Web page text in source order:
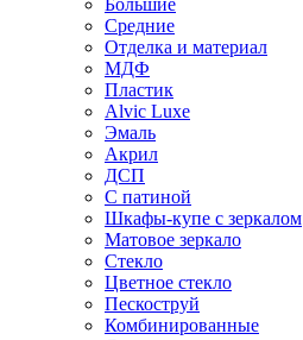
Большие
Средние
Отделка и материал
МДФ
Пластик
Alvic Luxe
Эмаль
Акрил
ДСП
С патиной
Шкафы-купе с зеркалом
Матовое зеркало
Стекло
Цветное стекло
Пескоструй
Комбинированные